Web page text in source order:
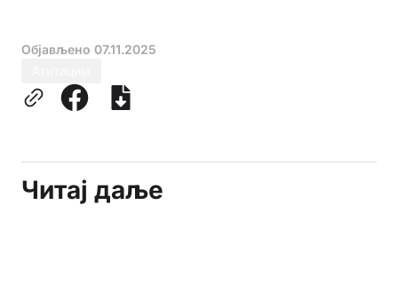
Објављено 07.11.2025
Читај даље